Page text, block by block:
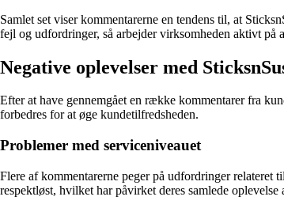
Samlet set viser kommentarerne en tendens til, at
fejl og udfordringer, så arbejder virksomheden aktivt på
Negative oplevelser med
Efter at have gennemgået en række kommentarer fra
forbedres for at øge kundetilfredsheden.
Problemer med serviceniveauet
Flere af kommentarerne peger på udfordringer
respektløst, hvilket har påvirket deres samlede oplevelse